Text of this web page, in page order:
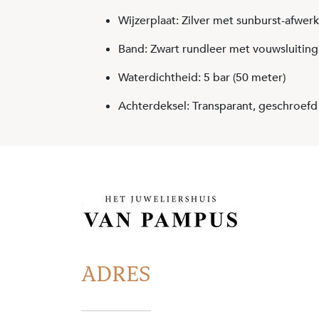
Wijzerplaat: Zilver met sunburst-
Band: Zwart rundleer met vouwsluiting
Waterdichtheid: 5 bar (50 meter)
Achterdeksel: Transparant, geschroefd
ADRES